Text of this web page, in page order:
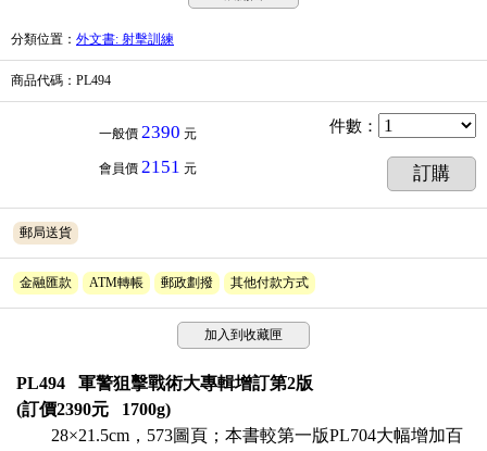
分類位置 ： 外文書: 射擊訓練
商品代碼 ：PL494
一般價 2390 元
會員價 2151 元
件數 ：
訂購
郵局送貨
金融匯款 ATM轉帳 郵政劃撥 其他付款方式
加入到收藏匣
PL494 軍警狙擊戰術大專輯增訂第2版
(訂價2390元 1700g)
28×21.5cm，573圖頁；本書較第一版PL704大幅增加百